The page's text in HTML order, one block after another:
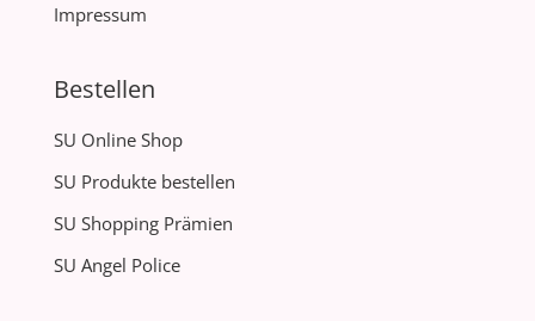
Impressum
Bestellen
SU Online Shop
SU Produkte bestellen
SU Shopping Prämien
SU Angel Police